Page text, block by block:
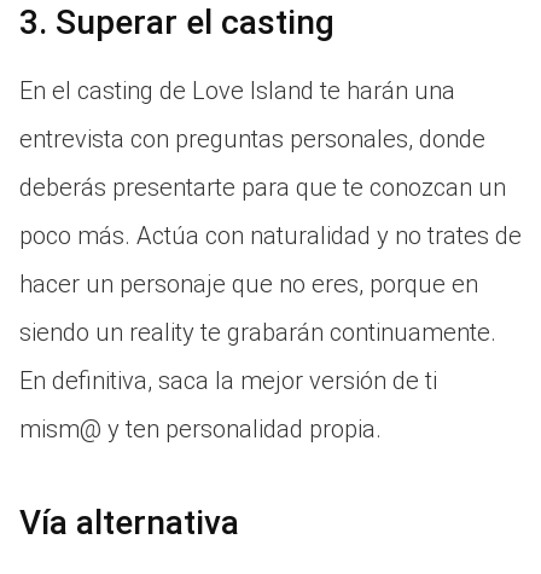
3. Superar el casting
En el casting de Love Island te harán una
entrevista con preguntas personales, donde
deberás presentarte para que te conozcan un
poco más. Actúa con naturalidad y no trates de
hacer un personaje que no eres, porque en
siendo un reality te grabarán continuamente.
En definitiva, saca la mejor versión de ti
mism@ y ten personalidad propia.
Vía alternativa